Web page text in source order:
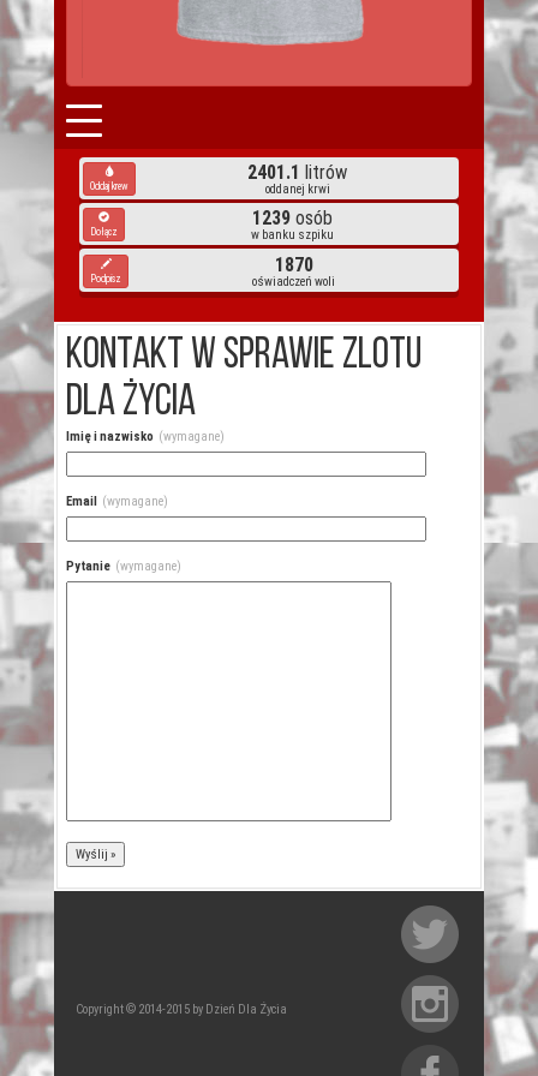
Oddaj krew
2401.1 litrów
oddanej krwi
Dołącz
1239osób
w banku szpiku
Podpisz
1870
oświadczeń woli
Kontakt w sprawie Zlotu
Dla Życia
Imię i nazwisko (wymagane)
Email (wymagane)
Pytanie (wymagane)
Copyright © 2014-2015 by Dzień Dla Życia